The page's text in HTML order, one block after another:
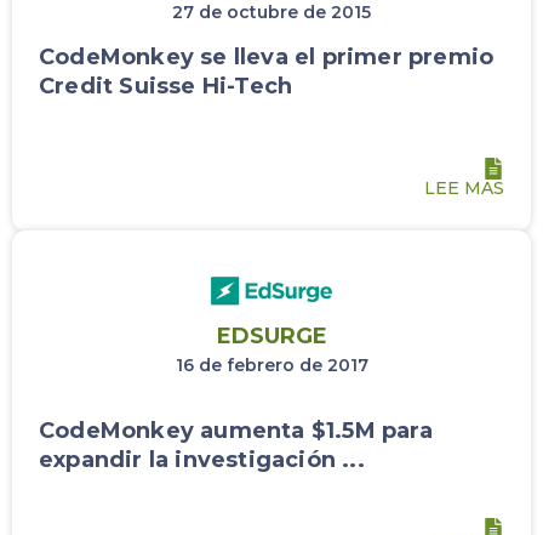
27 de octubre de 2015
CodeMonkey se lleva el primer premio
Credit Suisse Hi-Tech
LEE MAS
EDSURGE
16 de febrero de 2017
CodeMonkey aumenta $1.5M para
expandir la investigación ...